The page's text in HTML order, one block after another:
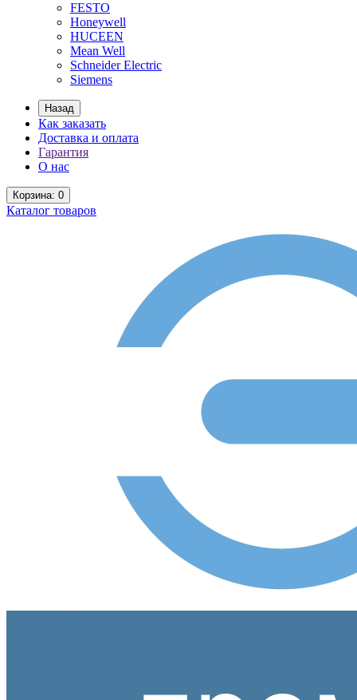
FESTO
Honeywell
HUCEEN
Mean Well
Schneider Electric
Siemens
Назад
Как заказать
Доставка и оплата
Гарантия
О нас
Корзина: 0
Каталог товаров